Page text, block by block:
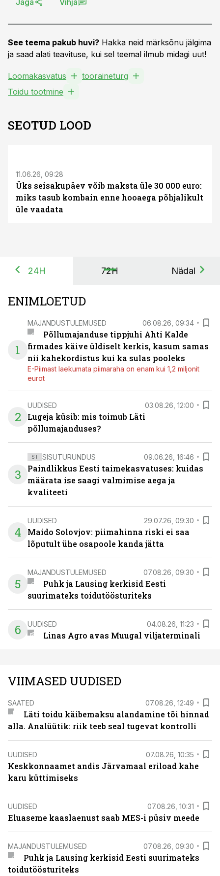
Jaga Vihja
See teema pakub huvi? Hakka neid märksõnu jälgima
ja saad alati teavituse, kui sel teemal ilmub midagi uut!
Loomakasvatus
tooraineturg
Toidu tootmine
SEOTUD LOOD
11.06.26, 09:28
Üks seisakupäev võib maksta üle 30 000 euro:
miks tasub kombain enne hooaega põhjalikult
üle vaadata
24H 72H Nädal
ENIMLOETUD
1
MAJANDUSTULEMUSED 06.08.26, 09:34
Põllumajanduse tippjuhi Ahti Kalde
firmades käive üldiselt kerkis, kasum samas
nii kahekordistus kui ka sulas pooleks
E-Piimast laekumata piimaraha on enam kui 1,2 miljonit
eurot
2
UUDISED 03.08.26, 12:00
Lugeja küsib: mis toimub Läti
põllumajanduses?
3
ST SISUTURUNDUS 09.06.26, 16:46
Paindlikkus Eesti taimekasvatuses: kuidas
määrata ise saagi valmimise aega ja
kvaliteeti
4
UUDISED 29.07.26, 09:30
Maido Solovjov: piimahinna riski ei saa
lõputult ühe osapoole kanda jätta
5
MAJANDUSTULEMUSED 07.08.26, 09:30
Puhk ja Lausing kerkisid Eesti
suurimateks toidutöösturiteks
6 UUDISED 04.08.26, 11:23
Linas Agro avas Muugal viljaterminali
VIIMASED UUDISED
SAATED 07.08.26, 12:49
Läti toidu käibemaksu alandamine tõi hinnad
alla. Analüütik: riik teeb seal tugevat kontrolli
UUDISED 07.08.26, 10:35
Keskkonnaamet andis Järvamaal eriload kahe
karu küttimiseks
UUDISED 07.08.26, 10:31
Eluaseme kaaslaenust saab MES-i püsiv meede
MAJANDUSTULEMUSED 07.08.26, 09:30
Puhk ja Lausing kerkisid Eesti suurimateks
toidutöösturiteks